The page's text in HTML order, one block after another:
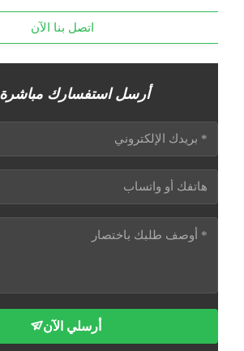
اتصل بنا الآن
أرسل استفسارك مباشرة إلينا
أرسلي الآن